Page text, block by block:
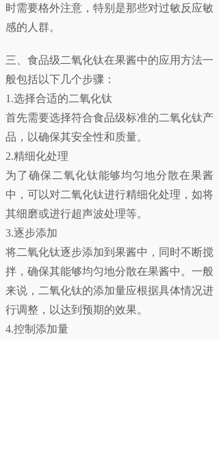
时需要格外注意，特别是那些对过敏反应敏
感的人群。
三、 食品级二氧化钛在果酱中的应用方法一
般包括以下几个步骤：
1.选择合适的二氧化钛
首先需要选择符合食品级标准的二氧化钛产
品，以确保其安全性和质量。
2.精细化处理
为了确保二氧化钛能够均匀地分散在果酱
中，可以对二氧化钛进行精细化处理，如将
其细磨或进行超声波处理等。
3.逐步添加
将二氧化钛逐步添加到果酱中，同时不断搅
拌，确保其能够均匀地分散在果酱中。一般
来说，二氧化钛的添加量应根据具体情况进
行调整，以达到预期的效果。
4.控制添加量